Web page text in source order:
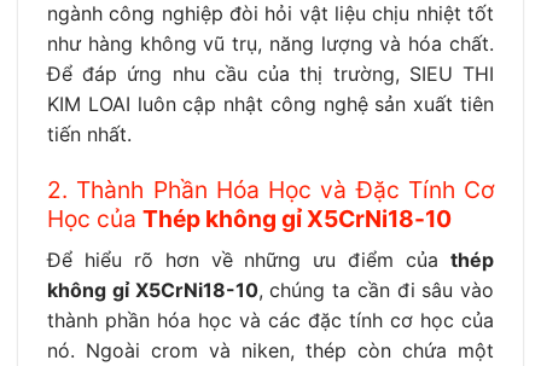
ngành công nghiệp đòi hỏi vật liệu chịu nhiệt tốt
như hàng không vũ trụ, năng lượng và hóa chất.
Để đáp ứng nhu cầu của thị trường, SIEU THI
KIM LOAI luôn cập nhật công nghệ sản xuất tiên
tiến nhất.
2. Thành Phần Hóa Học và Đặc Tính Cơ
Học của Thép không gỉ X5CrNi18-10
Để hiểu rõ hơn về những ưu điểm của thép
không gỉ X5CrNi18-10, chúng ta cần đi sâu vào
thành phần hóa học và các đặc tính cơ học của
nó. Ngoài crom và niken, thép còn chứa một